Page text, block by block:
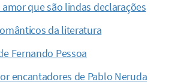
que são lindas declarações
da literatura
Fernando Pessoa
encantadores de Pablo Neruda